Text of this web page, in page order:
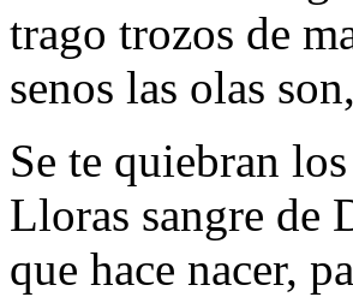
trago trozos de
senos las olas
Se te quiebran
Lloras sangre de
que hace nacer,